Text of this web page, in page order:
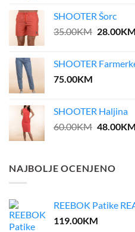
55.00KM.
SHOOTER Šorc
35.00KM Original
28.00KM
SHOOTER
75.00KM
SHOOTER Haljina
60.00KM Original
60.00KM.
48.00KM
NAJBOLJE OCENJENO
REEBOK Patike
119.00KM